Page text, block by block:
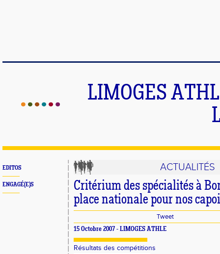
LIMOGES
EDITOS
ENGAGÉ(E)S
ACTUALITÉS
Critérium des spécialités à
place nationale pour nos
Tweet
15 Octobre 2007 - LIMOGES ATHLE
Résultats des compétitions